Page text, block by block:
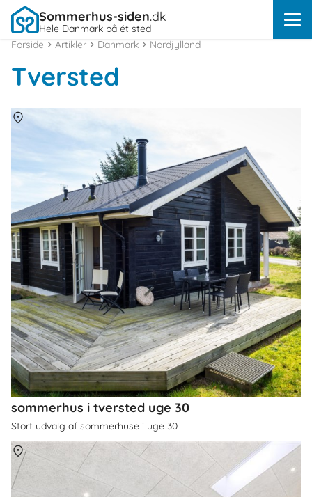
Sommerhus-siden.dk
Hele Danmark på ét sted
Forside
Artikler Danmark Nordjylland
Tversted
sommerhus i tversted uge 30
Stort udvalg af sommerhuse i uge 30
Om
Om